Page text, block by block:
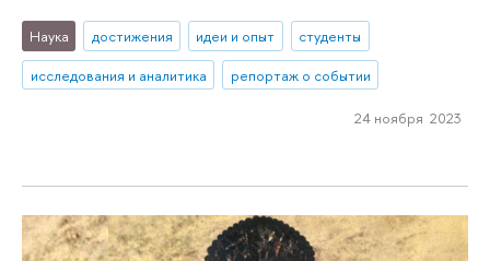
Наука достижения идеи и опыт
студенты
исследования и аналитика
репортаж о событии
24 ноября 2023